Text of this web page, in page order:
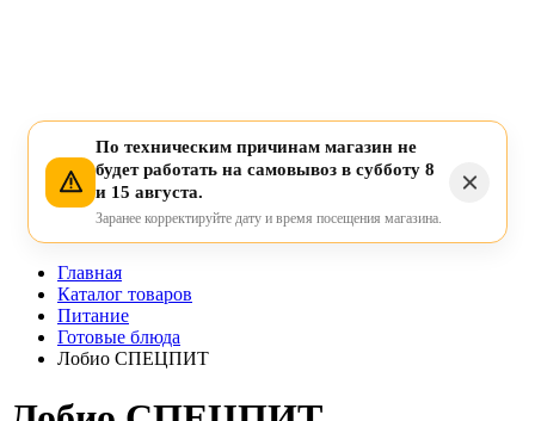
По техническим причинам магазин не
будет работать на самовывоз в субботу 8
и 15 августа.
Заранее корректируйте дату и время посещения магазина.
Главная
Каталог товаров
Питание
Готовые блюда
Лобио СПЕЦПИТ